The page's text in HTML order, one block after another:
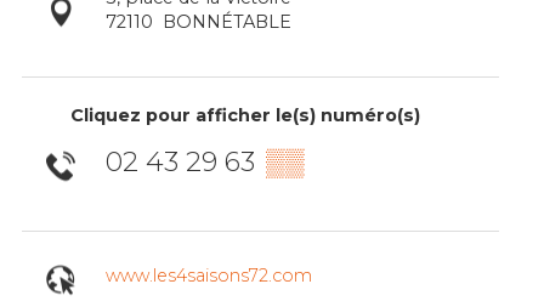
72110
BONNÉTABLE
Cliquez pour afficher le(s) numéro(s)
02 43 29 63 ▒▒
www.les4saisons72.com